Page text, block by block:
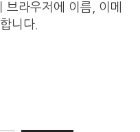
라우저에 이름, 이메
니다.